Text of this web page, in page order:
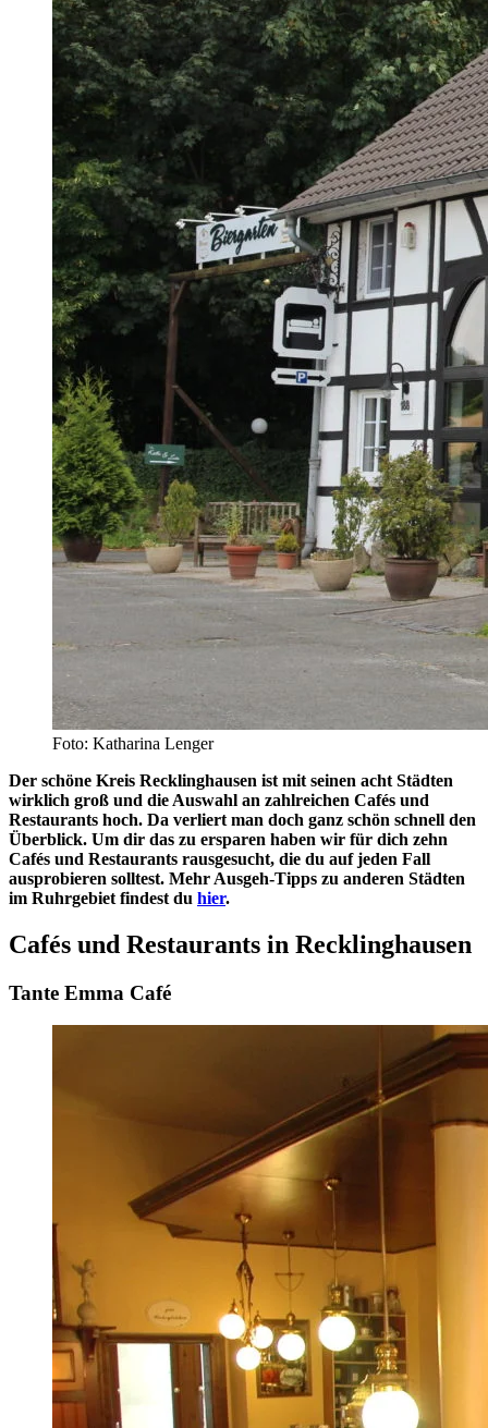
Foto: Katharina Lenger
Der schöne Kreis Recklinghausen ist mit seinen acht Städten
wirklich groß und die Auswahl an zahlreichen Cafés und
Restaurants hoch. Da verliert man doch ganz schön schnell den
Überblick. Um dir das zu ersparen haben wir für dich zehn
Cafés und Restaurants rausgesucht, die du auf jeden Fall
ausprobieren solltest. Mehr Ausgeh-Tipps zu anderen Städten
im Ruhrgebiet findest du hier.
Cafés und Restaurants in Recklinghausen
Tante Emma Café